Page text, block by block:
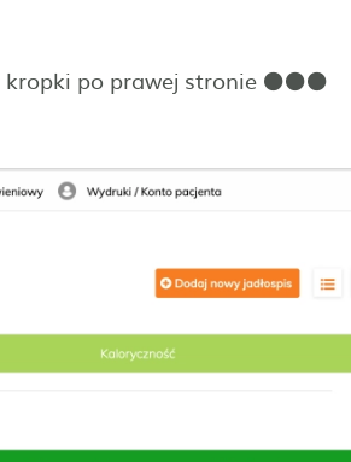
po prawej stronie ⚫⚫⚫